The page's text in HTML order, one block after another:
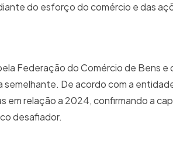
do esforço do comércio e das
Federação do Comércio de Bens e
semelhante. De acordo com a
em relação a 2024, confirmando a
desafiador.